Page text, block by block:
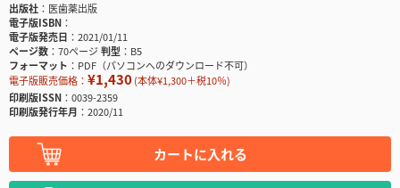
出版社
医歯薬出版
電子版ISBN
電子版発売日
2021/01/11
ページ数
70ページ判型
B5
フォーマット
PDF（パソコンへのダウンロード不可）
電子版販売価格： ¥1,430(本体¥1,300＋税10％)
印刷版ISSN
0039-2359
印刷版発行年月
2020/11
カートに入れる